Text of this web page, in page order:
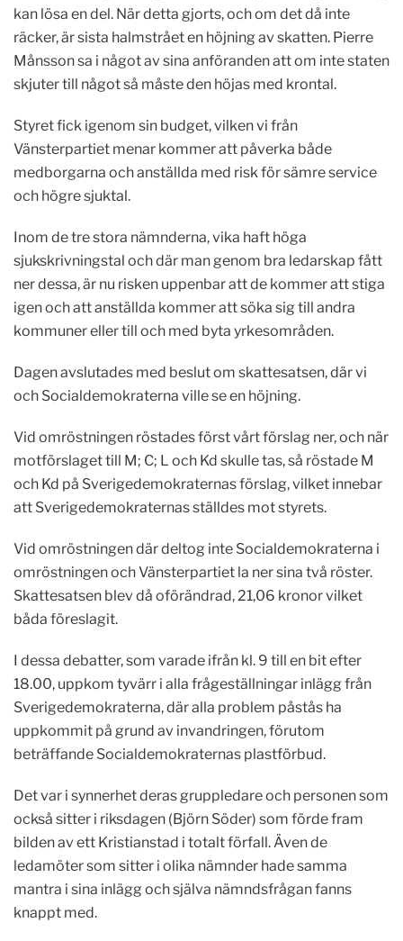
kan lösa en del. När detta gjorts, och om det då inte
räcker, är sista halmstrået en höjning av skatten. Pierre
Månsson sa i något av sina anföranden att om inte staten
skjuter till något så måste den höjas med krontal.
Styret fick igenom sin budget, vilken vi från
Vänsterpartiet menar kommer att påverka både
medborgarna och anställda med risk för sämre service
och högre sjuktal.
Inom de tre stora nämnderna, vika haft höga
sjukskrivningstal och där man genom bra ledarskap fått
ner dessa, är nu risken uppenbar att de kommer att stiga
igen och att anställda kommer att söka sig till andra
kommuner eller till och med byta yrkesområden.
Dagen avslutades med beslut om skattesatsen, där vi
och Socialdemokraterna ville se en höjning.
Vid omröstningen röstades först vårt förslag ner, och när
motförslaget till M; C; L och Kd skulle tas, så röstade M
och Kd på Sverigedemokraternas förslag, vilket innebar
att Sverigedemokraternas ställdes mot styrets.
Vid omröstningen där deltog inte Socialdemokraterna i
omröstningen och Vänsterpartiet la ner sina två röster.
Skattesatsen blev då oförändrad, 21,06 kronor vilket
båda föreslagit.
I dessa debatter, som varade ifrån kl. 9 till en bit efter
18.00, uppkom tyvärr i alla frågeställningar inlägg från
Sverigedemokraterna, där alla problem påstås ha
uppkommit på grund av invandringen, förutom
beträffande Socialdemokraternas plastförbud.
Det var i synnerhet deras gruppledare och personen som
också sitter i riksdagen (Björn Söder) som förde fram
bilden av ett Kristianstad i totalt förfall. Även de
ledamöter som sitter i olika nämnder hade samma
mantra i sina inlägg och själva nämndsfrågan fanns
knappt med.